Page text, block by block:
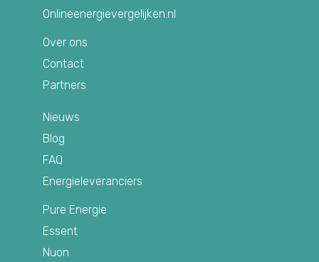
Onlineenergievergelijken.nl
Over ons
Contact
Partners
Nieuws
Blog
FAQ
Energieleveranciers
Pure Energie
Essent
Nuon